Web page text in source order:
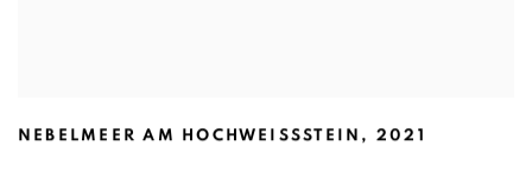
NEBELMEER AM HOCHWEISSSTEIN , 2021